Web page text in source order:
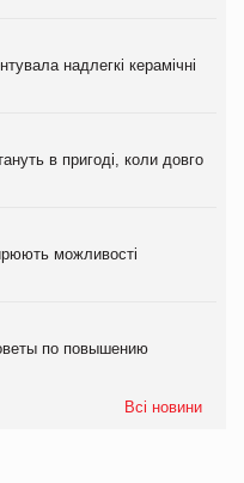
надлегкі керамічні
в пригоді, коли довго
можливості
по повышению
Всі новини